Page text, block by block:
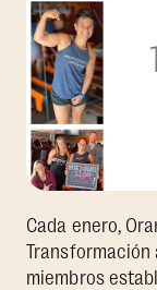
Cada enero,
Transformación
miembros